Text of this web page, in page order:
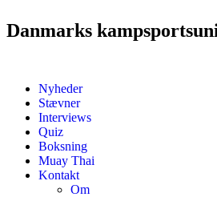
Danmarks
Nyheder
Stævner
Interviews
Quiz
Boksning
Muay Thai
Kontakt
Om